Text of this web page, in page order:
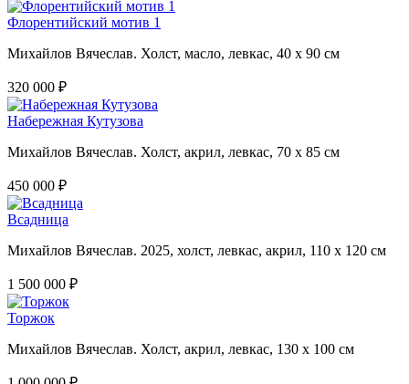
Флорентийский мотив 1
Михайлов Вячеслав. Холст, масло, левкас, 40 х 90 см
320 000 ₽
Набережная Кутузова
Михайлов Вячеслав. Холст, акрил, левкас, 70 х 85 см
450 000 ₽
Всадница
Михайлов Вячеслав. 2025, холст, левкас, акрил, 110 х 120 см
1 500 000 ₽
Торжок
Михайлов Вячеслав. Холст, акрил, левкас, 130 х 100 см